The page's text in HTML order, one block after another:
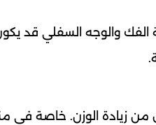
والوجه السفلي قد
من زيادة الوزن. خاصة في